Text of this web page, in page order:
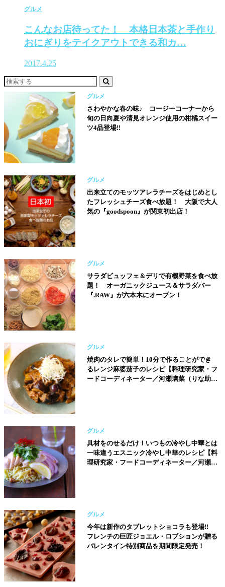
グルメ
こんなお店待ってた！ 本格日本茶と手作り
おにぎりをテイクアウトできる和カ…
2017.4.25
グルメ
さわやかな春の味♪ コージーコーナーから
旬の日向夏や清見オレンジ使用の柑橘スイー
ツ4品登場!!
グルメ
出来立てのモッツアレラチーズをはじめとし
たフレッシュチーズ食べ放題！ 大阪で大人
気の『goodspoon』が関東初出店！
グルメ
サラダビュッフェ＆デリで有機野菜を食べ放
題！ オーガニックジュース＆サラダバー
『.RAW』が六本木にオープン！
グルメ
焼肉のタレで簡単！10分で作ることができ
るレンジ麻婆茄子のレシピ【料理研究家・フ
ードコーディネーター／河瀬璃菜（りな助）
グルメ
具材をのせるだけ！いつもの冷やし中華とは
一味違うエスニック冷やし中華のレシピ【料
理研究家・フードコーディネーター／河瀬璃
グルメ
今年は新作のタブレットショコラも登場!!
フレンチの巨匠ジョエル・ロブションが贈る
バレンタイン特別商品を期間限定発売！